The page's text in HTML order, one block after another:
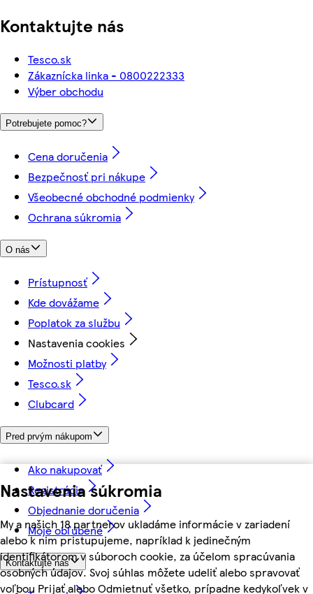
Nastavenia súkromia
My a našich 18 partnerov ukladáme informácie v zariadení
alebo k nim pristupujeme, napríklad k jedinečným
identifikátorom v súboroch cookie, za účelom spracúvania
osobných údajov. Svoj súhlas môžete udeliť alebo spravovať
voľbou Prijať alebo Odmietnuť všetko, prípadne kedykoľvek v
Kontaktujte nás
Tesco.sk
Zákaznícka linka - 0800222333
Výber obchodu
Potrebujete pomoc?
Cena doručenia
Bezpečnosť pri nákupe
Všeobecné obchodné podmienky
Ochrana súkromia
O nás
Prístupnosť
Kde dovážame
Poplatok za službu
Nastavenia cookies
Možnosti platby
Tesco.sk
Clubcard
Pred prvým nákupom
Ako nakupovať
Registrácia
Objednanie doručenia
Moje obľúbené
Kontaktujte nás